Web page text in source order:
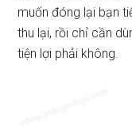
muốn đóng lại bạn
thu lại, rồi chỉ cần
tiện lợi phải không.